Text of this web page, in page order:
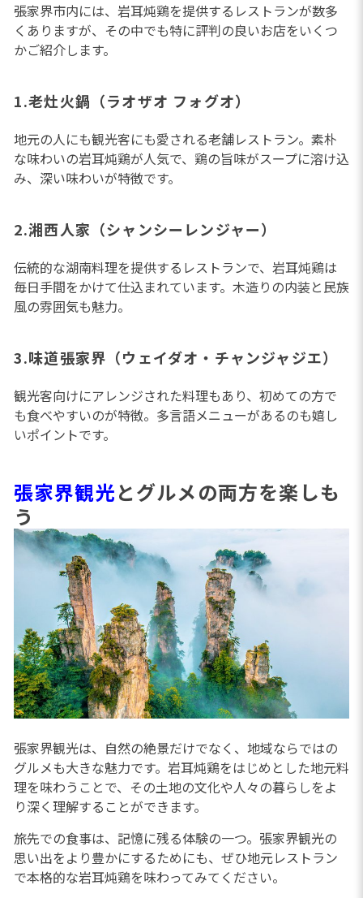
張家界市内には、岩耳炖鶏を提供するレストランが数多
くありますが、その中でも特に評判の良いお店をいくつ
かご紹介します。
1.老灶火鍋（ラオザオ フォグオ）
地元の人にも観光客にも愛される老舗レストラン。素朴
な味わいの岩耳炖鶏が人気で、鶏の旨味がスープに溶け込
み、深い味わいが特徴です。
2.湘西人家（シャンシーレンジャー）
伝統的な湖南料理を提供するレストランで、岩耳炖鶏は
毎日手間をかけて仕込まれています。木造りの内装と民族
風の雰囲気も魅力。
3.味道張家界（ウェイダオ・チャンジャジエ）
観光客向けにアレンジされた料理もあり、初めての方で
も食べやすいのが特徴。多言語メニューがあるのも嬉し
いポイントです。
張家界観光とグルメの両方を楽しも
う
張家界観光は、自然の絶景だけでなく、地域ならではの
グルメも大きな魅力です。岩耳炖鶏をはじめとした地元料
理を味わうことで、その土地の文化や人々の暮らしをよ
り深く理解することができます。
旅先での食事は、記憶に残る体験の一つ。張家界観光の
思い出をより豊かにするためにも、ぜひ地元レストラン
で本格的な岩耳炖鶏を味わってみてください。